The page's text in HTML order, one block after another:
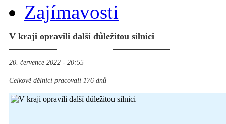
Zajímavosti
V kraji opravili další důležitou silnici
20. července 2022 - 20:55
Celkově dělníci pracovali 176 dnů